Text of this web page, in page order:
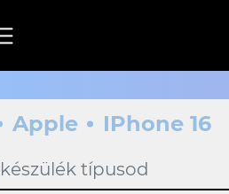
Apple IPhone 16